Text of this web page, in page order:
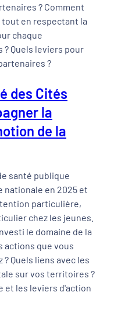
? Comment
en respectant la
chaque
Quels leviers pour
?
des Cités
la
de la
santé publique
nationale en 2025 et
particulière,
chez les jeunes.
le domaine de la
actions que vous
Quels liens avec les
sur vos territoires ?
et les leviers d'action